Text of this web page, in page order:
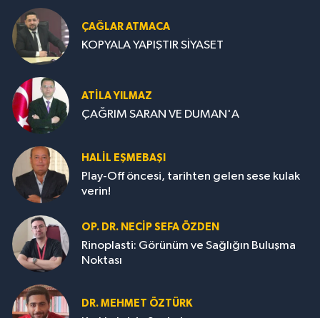
ÇAĞLAR ATMACA
KOPYALA YAPIŞTIR SİYASET
ATILA YILMAZ
ÇAĞRIM SARAN VE DUMAN'A
HALIL EŞMEBAŞI
Play-Off öncesi, tarihten gelen sese kulak
verin!
OP. DR. NECIP SEFA ÖZDEN
Rinoplasti: Görünüm ve Sağlığın Buluşma
Noktası
DR. MEHMET ÖZTÜRK